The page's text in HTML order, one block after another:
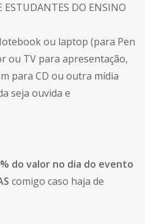
DO ENSINO
ou laptop (para Pen
ou TV para apresentação,
para CD ou outra mídia
seja ouvida e
do valor no dia do evento
comigo caso haja de